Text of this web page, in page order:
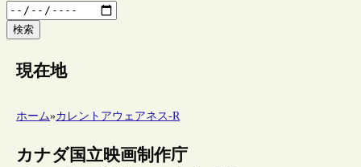
検索
現在地
ホーム»カレントアウェアネス-R
カナダ国立映画制作庁